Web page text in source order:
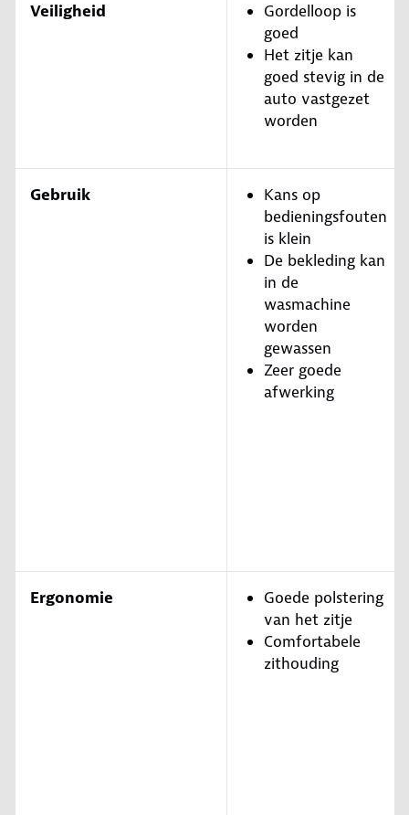
Veiligheid
Gordelloop is
goed
Het zitje kan
goed stevig in de
auto vastgezet
worden
Gebruik
Kans op
bedieningsfouten
is klein
De bekleding kan
in de
wasmachine
worden
gewassen
Zeer goede
afwerking
Ergonomie
Goede polstering
van het zitje
Comfortabele
zithouding